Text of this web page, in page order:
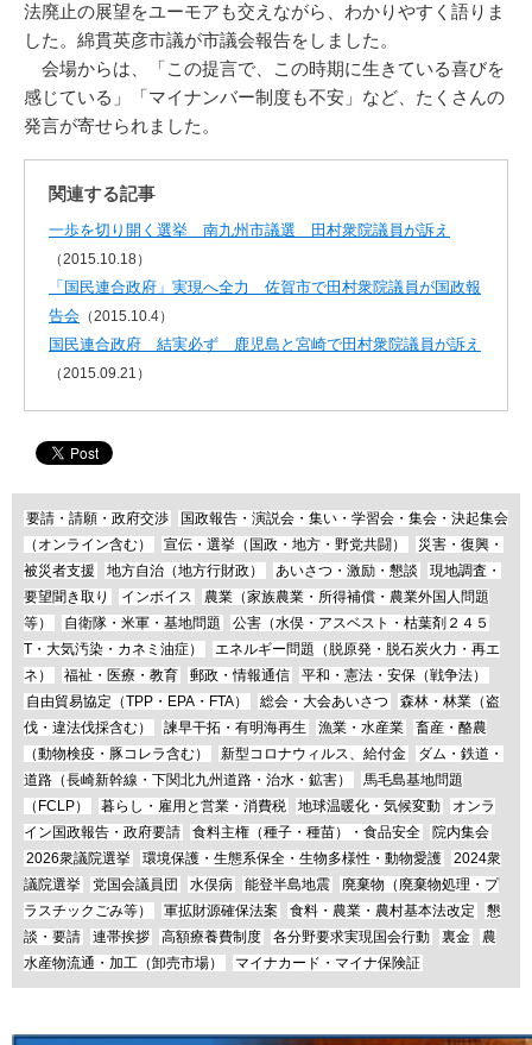
法廃止の展望をユーモアも交えながら、わかりやすく語りま
した。綿貫英彦市議が市議会報告をしました。
会場からは、「この提言で、この時期に生きている喜びを
感じている」「マイナンバー制度も不安」など、たくさんの
発言が寄せられました。
関連する記事
一歩を切り開く選挙 南九州市議選 田村衆院議員が訴え
（2015.10.18）
「国民連合政府」実現へ全力 佐賀市で田村衆院議員が国政報
告会 （2015.10.4）
国民連合政府 結実必ず 鹿児島と宮崎で田村衆院議員が訴え
（2015.09.21）
要請・請願・政府交渉
国政報告・演説会・集い・学習会・集会・決起集会
（オンライン含む）
宣伝・選挙（国政・地方・野党共闘）
災害・復興・
被災者支援
地方自治（地方行財政） あいさつ・激励・懇談
現地調査・
要望聞き取り
インボイス
農業（家族農業・所得補償・農業外国人問題
等）
自衛隊・米軍・基地問題
公害（水俣・アスベスト・枯葉剤２４５
T・大気汚染・カネミ油症）
エネルギー問題（脱原発・脱石炭火力・再エ
ネ）
福祉・医療・教育 郵政・情報通信
平和・憲法・安保（戦争法）
自由貿易協定（TPP・EPA・FTA）
総会・大会あいさつ
森林・林業（盗
伐・違法伐採含む）
諫早干拓・有明海再生 漁業・水産業
畜産・酪農
（動物検疫・豚コレラ含む）
新型コロナウィルス、給付金
ダム・鉄道・
道路（長崎新幹線・下関北九州道路・治水・鉱害）
馬毛島基地問題
（FCLP）
暮らし・雇用と営業・消費税 地球温暖化・気候変動
オンラ
イン国政報告・政府要請
食料主権（種子・種苗）・食品安全
院内集会
2026衆議院選挙
環境保護・生態系保全・生物多様性・動物愛護
2024衆
議院選挙
党国会議員団 水俣病 能登半島地震
廃棄物（廃棄物処理・プ
ラスチックごみ等）
軍拡財源確保法案 食料・農業・農村基本法改定
懇
談・要請
連帯挨拶 高額療養費制度 各分野要求実現国会行動 裏金
農
水産物流通・加工（卸売市場）
マイナカード・マイナ保険証